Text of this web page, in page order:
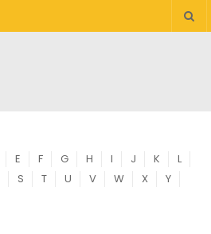
E F G H I J K
L
S T U V W X
Y